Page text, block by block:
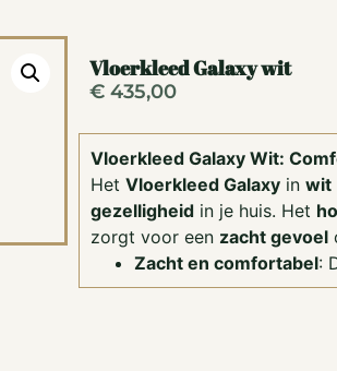
Vloerkleed Galaxy wit
€435,00
Vloerkleed Galaxy Wit:
Het Vloerkleed Galaxyin wit
gezelligheidin je huis. Het
zorgt voor een zacht gevoel
Zacht en comfortabel: